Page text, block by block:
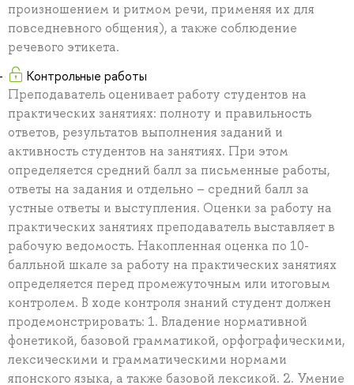
произношением и ритмом речи, применяя их для
повседневного общения), а также соблюдение
речевого этикета.
Контрольные работы
Преподаватель оценивает работу студентов на
практических занятиях: полноту и правильность
ответов, результатов выполнения заданий и
активность студентов на занятиях. При этом
определяется средний балл за письменные работы,
ответы на задания и отдельно – средний балл за
устные ответы и выступления. Оценки за работу на
практических занятиях преподаватель выставляет в
рабочую ведомость. Накопленная оценка по 10-
балльной шкале за работу на практических занятиях
определяется перед промежуточным или итоговым
контролем. В ходе контроля знаний студент должен
продемонстрировать: 1. Владение нормативной
фонетикой, базовой грамматикой, орфографическими,
лексическими и грамматическими нормами
японского языка, а также базовой лексикой. 2. Умение